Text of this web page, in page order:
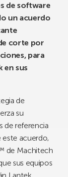
de software
un acuerdo
corte por
para
en sus
de
su
de referencia
este acuerdo,
de Machitech
sus equipos